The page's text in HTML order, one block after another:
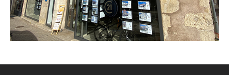
Envoyer un message
Téléphoner à l'agence